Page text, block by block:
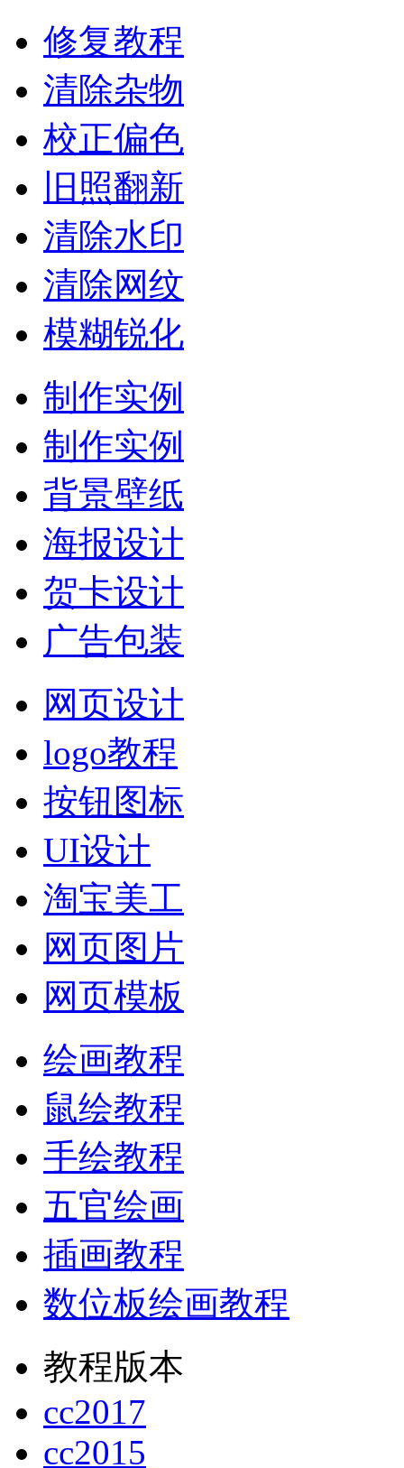
修复教程
清除杂物
校正偏色
旧照翻新
清除水印
清除网纹
模糊锐化
制作实例
制作实例
背景壁纸
海报设计
贺卡设计
广告包装
网页设计
logo教程
按钮图标
UI设计
淘宝美工
网页图片
网页模板
绘画教程
鼠绘教程
手绘教程
五官绘画
插画教程
数位板绘画教程
教程版本
cc2017
cc2015